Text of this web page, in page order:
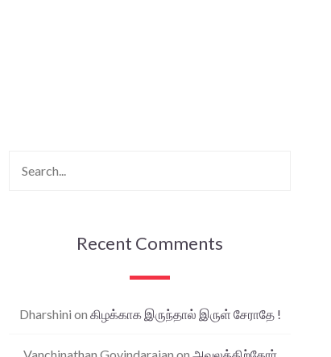
Recent Comments
Dharshini on கிழக்காக இருந்தால் இருள் சேராதே !
Vanchinathan Govindarajan on அவலத்திற்கோர்